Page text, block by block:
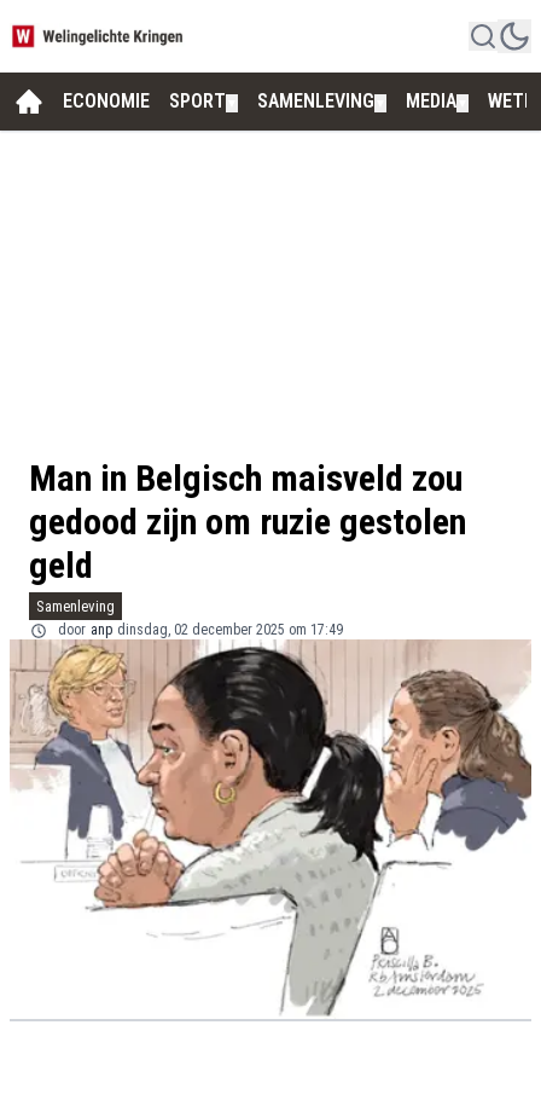
ECONOMIE SPORT SAMENLEVING MEDIA
Man in Belgisch maisveld zou
gedood zijn om ruzie gestolen
geld
Samenleving
door anp dinsdag, 02 december 2025 om 17:49